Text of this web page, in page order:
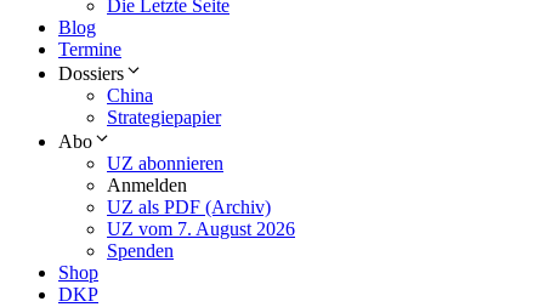
Die Letzte Seite
Blog
Termine
Dossiers
China
Strategiepapier
Abo
UZ abonnieren
Anmelden
UZ als PDF (Archiv)
UZ vom 7. August 2026
Spenden
Shop
DKP